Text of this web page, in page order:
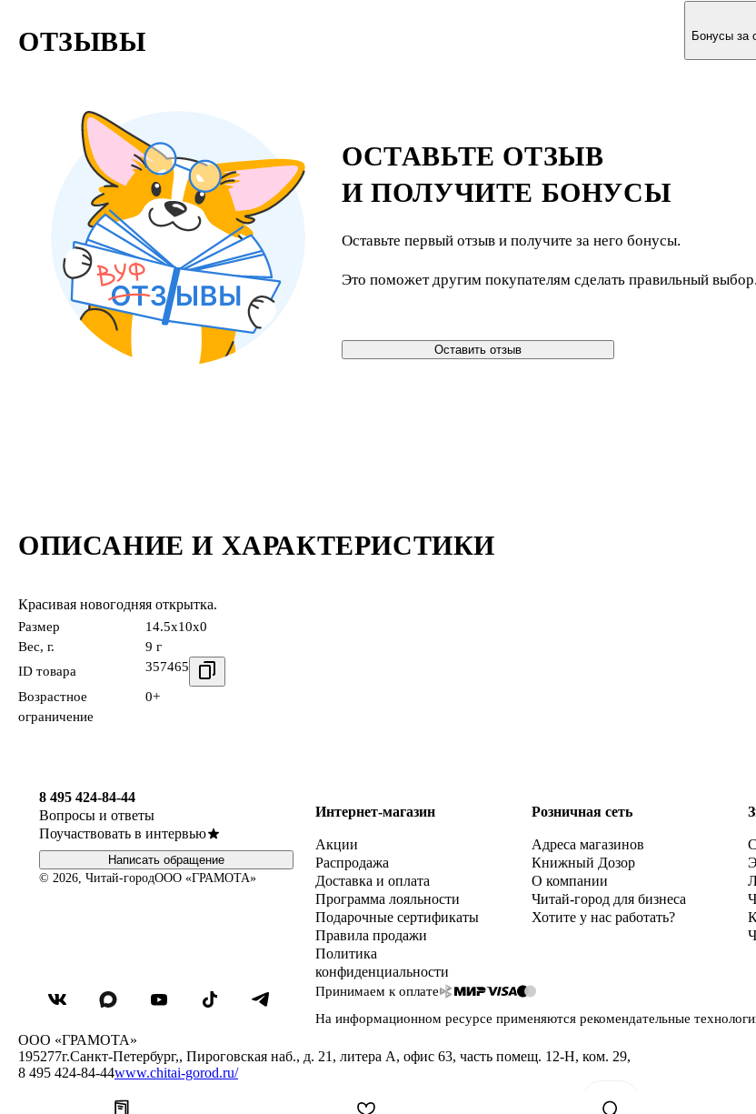
ОПИСАНИЕ И ХАРАКТЕРИСТИКИ
Красивая новогодняя открытка.
Размер
14.5x10x0
Вес, г.
9 г
ID товара
357465
Возрастное
ограничение
0+
ОТЗЫВЫ Бонусы за
ОСТАВЬТЕ ОТЗЫВ
И ПОЛУЧИТЕ БОНУСЫ
Оставьте первый отзыв и получите за него бонусы.
Это поможет другим покупателям сделать правильный выбор.
Оставить отзыв
8 495 424-84-44
Вопросы и ответы
Поучаствовать в интервью
Написать обращение
© 2026, Читай-городООО «ГРАМОТА»
Интернет-магазин
Акции
Распродажа
Доставка и оплата
Программа лояльности
Подарочные сертификаты
Правила продажи
Политика
конфиденциальности
Розничная сеть
Адреса магазинов
Книжный Дозор
О компании
Читай-город для бизнеса
Хотите у нас работать?
Принимаем к оплате
На информационном ресурсе применяются рекомендательные
ООО «ГРАМОТА»
195277г.Санкт-Петербург,, Пироговская наб., д. 21, литера А, офис 63, часть помещ. 12-Н, ком. 29,
8 495 424-84-44www.chitai-gorod.ru/